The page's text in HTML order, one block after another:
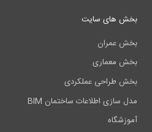
بخش های سایت
بخش عمران
بخش معماری
بخش طراحی عملکردی
مدل سازی اطلاعات ساختمان BIM
آموزشگاه